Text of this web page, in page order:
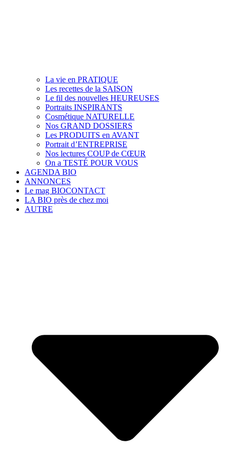
La vie en PRATIQUE
Les recettes de la SAISON
Le fil des nouvelles HEUREUSES
Portraits INSPIRANTS
Cosmétique NATURELLE
Nos GRAND DOSSIERS
Les PRODUITS en AVANT
Portrait d’ENTREPRISE
Nos lectures COUP de CŒUR
On a TESTÉ POUR VOUS
AGENDA BIO
ANNONCES
Le mag BIOCONTACT
LA BIO près de chez moi
AUTRE